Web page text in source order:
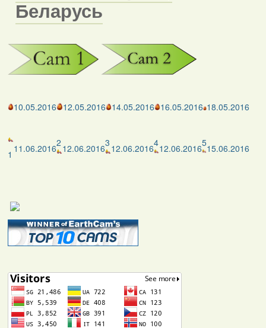
Беларусь
10.05.2016 12.05.2016 14.05.2016 16.05.2016 18.05.2016
1 11.06.20162 12.06.20163 12.06.2016412.06.2016515.06.2016